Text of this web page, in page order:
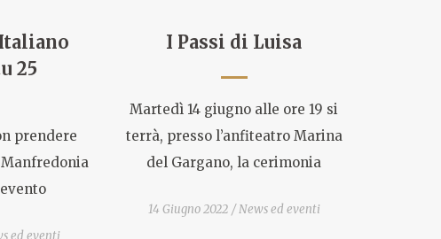
25
prendere
I Passi di Luisa
Martedì 14 giugno alle ore 19 si
terrà, presso l’anfiteatro Marina
del Gargano, la cerimonia
14 Giugno 2022 News ed eventi